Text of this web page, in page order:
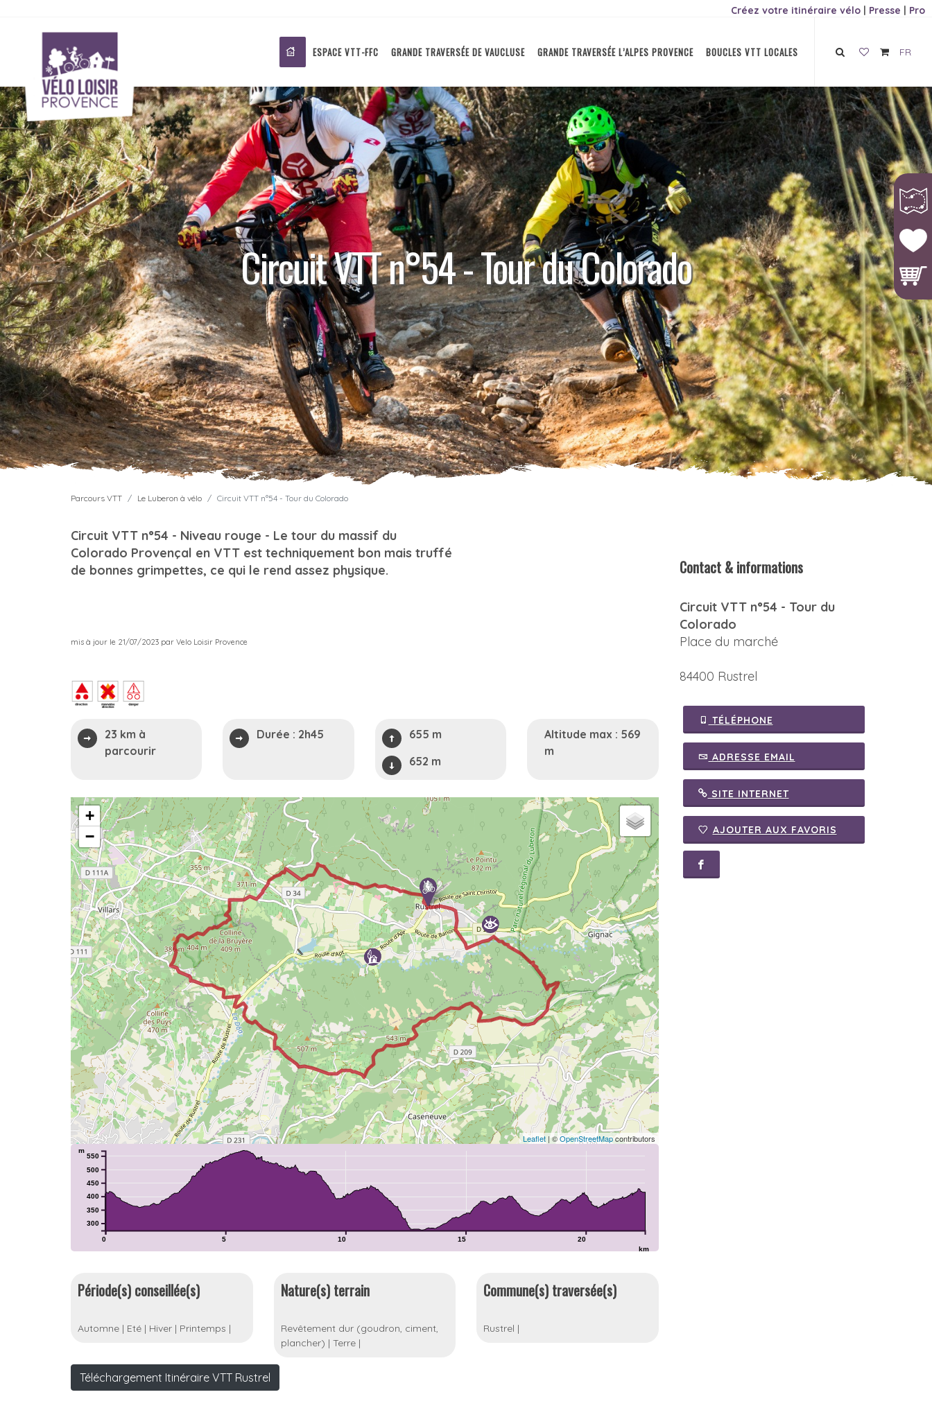
Créez votre itinéraire vélo | Presse | Pro
ESPACE VTT-FFC GRANDE TRAVERSÉE DE VAUCLUSE GRANDE TRAVERSÉE L’ALPES PROVENCE BOUCLES VTT LOCALES FR
Circuit VTT n°54 - Tour du Colorado
Parcours VTT Le Luberon à vélo Circuit VTT n°54 - Tour du Colorado
Circuit VTT n°54 - Niveau rouge - Le tour du massif du
Colorado Provençal en VTT est techniquement bon mais truffé
de bonnes grimpettes, ce qui le rend assez physique.
mis à jour le 21/07/2023 par Velo Loisir Provence
23 km à
parcourir
Durée : 2h45
655 m
652 m
Altitude max : 569
m
2
+
−
Leaflet| ©OpenStreetMapcontributors
0 5 10 15 20
km
300
350
400
450
500
550
m
Période(s) conseillée(s)
Automne | Eté | Hiver | Printemps |
Nature(s) terrain
Revêtement dur (goudron, ciment,
plancher) | Terre|
Commune(s) traversée(s)
Rustrel |
Téléchargement Itinéraire VTT Rustrel
Contact & informations
Circuit VTT n°54 - Tour du
Colorado
Place du marché
84400 Rustrel
TÉLÉPHONE
ADRESSE EMAIL
SITE INTERNET
AJOUTER AUX FAVORIS